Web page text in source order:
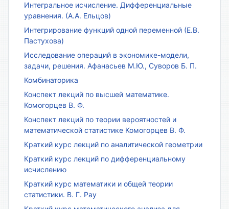
Интегральное исчисление. Дифференциальные
уравнения. (А.А. Ельцов)
Интегрирование функций одной переменной (Е.В.
Пастухова)
Исследование операций в экономике-модели,
задачи, решения. Афанасьев М.Ю., Суворов Б. П.
Комбинаторика
Конспект лекций по высшей математике.
Комогорцев В. Ф.
Конспект лекций по теории вероятностей и
математической статистике Комогорцев В. Ф.
Краткий курс лекций по аналитической геометрии
Краткий курс лекций по дифференциальному
исчислению
Краткий курс математики и общей теории
статистики. В. Г. Рау